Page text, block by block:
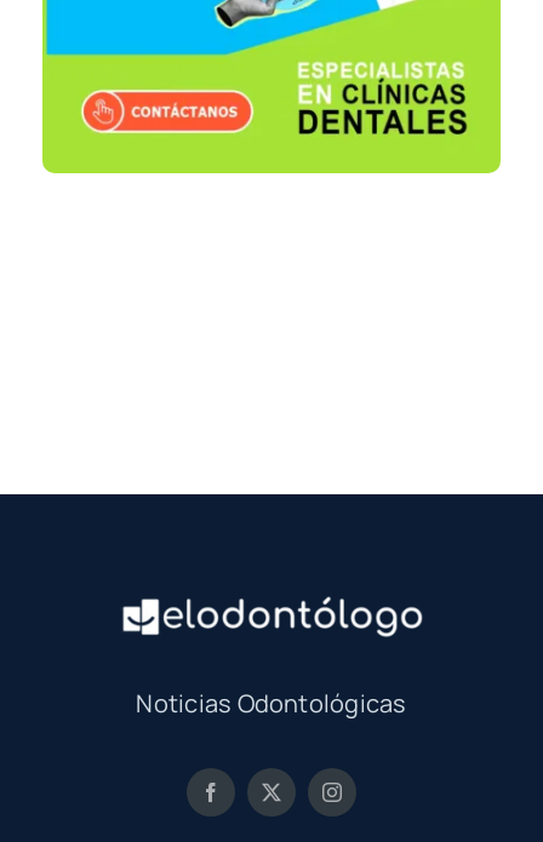
Noticias Odontológicas